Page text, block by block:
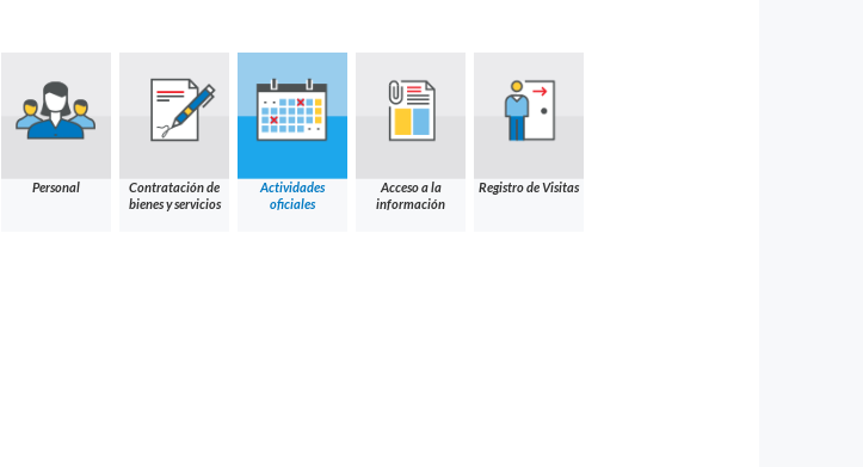
Personal
Contratación de
bienes y servicios
Actividades
oficiales
Acceso a la
información
Registro de Visitas